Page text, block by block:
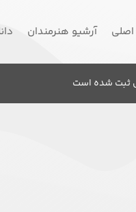
آرشیو هنرمندان
ثبت شده است